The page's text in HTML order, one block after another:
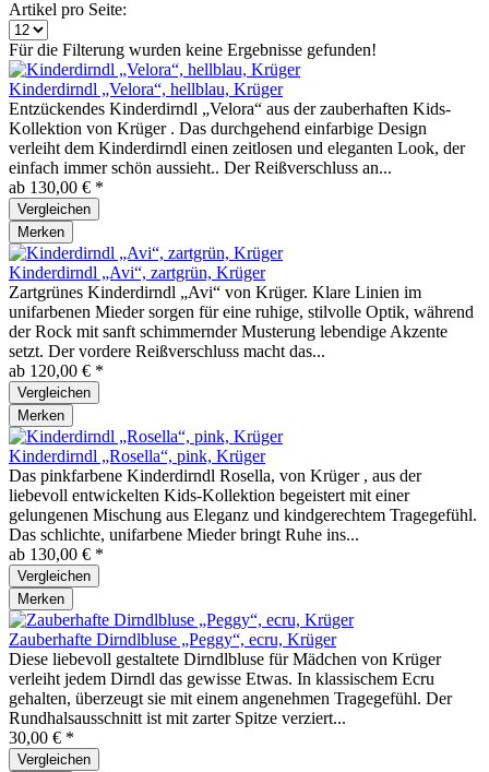
Artikel pro Seite:
Für die Filterung wurden keine Ergebnisse gefunden!
Kinderdirndl „Velora“, hellblau, Krüger
Entzückendes Kinderdirndl „Velora“ aus der zauberhaften Kids-
Kollektion von Krüger . Das durchgehend einfarbige Design
verleiht dem Kinderdirndl einen zeitlosen und eleganten Look, der
einfach immer schön aussieht.. Der Reißverschluss an...
ab 130,00 € *
Vergleichen
Merken
Kinderdirndl „Avi“, zartgrün, Krüger
Zartgrünes Kinderdirndl „Avi“ von Krüger. Klare Linien im
unifarbenen Mieder sorgen für eine ruhige, stilvolle Optik, während
der Rock mit sanft schimmernder Musterung lebendige Akzente
setzt. Der vordere Reißverschluss macht das...
ab 120,00 € *
Vergleichen
Merken
Kinderdirndl „Rosella“, pink, Krüger
Das pinkfarbene Kinderdirndl Rosella, von Krüger , aus der
liebevoll entwickelten Kids-Kollektion begeistert mit einer
gelungenen Mischung aus Eleganz und kindgerechtem Tragegefühl.
Das schlichte, unifarbene Mieder bringt Ruhe ins...
ab 130,00 € *
Vergleichen
Merken
Zauberhafte Dirndlbluse „Peggy“, ecru, Krüger
Diese liebevoll gestaltete Dirndlbluse für Mädchen von Krüger
verleiht jedem Dirndl das gewisse Etwas. In klassischem Ecru
gehalten, überzeugt sie mit einem angenehmen Tragegefühl. Der
Rundhalsausschnitt ist mit zarter Spitze verziert...
30,00 € *
Vergleichen